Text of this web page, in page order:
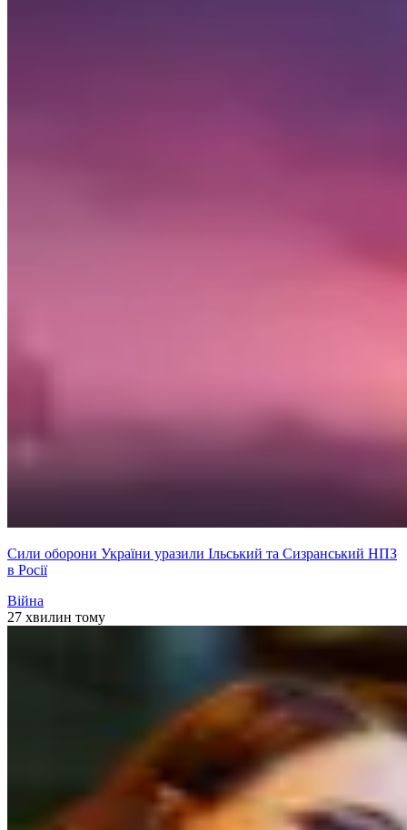
Сили оборони України уразили Ільський та Сизранський НПЗ
в Росії
Війна
27 хвилин тому